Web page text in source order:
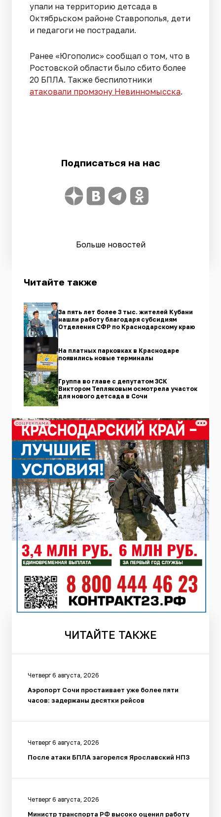
упали на территорию детсада в
Октябрьском районе Ставрополья, дети
и педагоги не пострадали.
Ранее «Югополис» сообщал о том, что в
Ростовской области было сбито более
20 БПЛА. Также беспилотники
атаковали промзону Невинномысска.
Подписаться на нас
Больше новостей
Читайте также
За пять лет более 3 тыс. жителей Кубани
нашли работу благодаря субсидиям
Отделения СФР по Краснодарскому краю
На платных парковках в Краснодаре
появились новые терминалы
Группа во главе с депутатом ЗСК
Виктором Тепляковым осмотрела участок
для нового детсада в Сочи
СОЦРЕКЛАМА
ЧИТАЙТЕ ТАКЖЕ
Четверг 6 августа, 2026
Аэропорт Сочи простаивает уже более пяти
часов: задержаны десятки рейсов
Четверг 6 августа, 2026
После атаки БПЛА загорелся Ярославский НПЗ
Четверг 6 августа, 2026
Министр транспорта РФ высоко оценил работу